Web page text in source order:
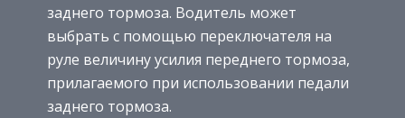
заднего тормоза. Водитель может
выбрать с помощью переключателя на
руле величину усилия переднего тормоза,
прилагаемого при использовании педали
заднего тормоза.